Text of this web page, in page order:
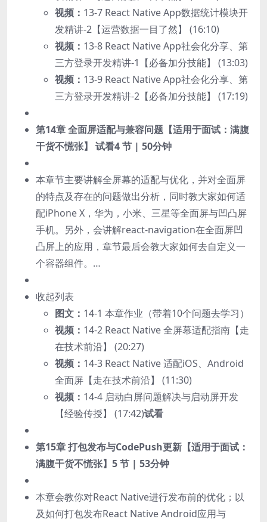
视频： 13-7 React Native App数据统计模块开
发精讲-2【运营数据一目了然】 (16:10)
视频： 13-8 React Native App社会化分享、第
三方登录开发精讲-1【必备加分技能】 (13:03)
视频： 13-9 React Native App社会化分享、第
三方登录开发精讲-2【必备加分技能】 (17:19)
第14章 全面屏适配与兼容问题【适用于面试：满腹
干货不慌张】 试看4 节 | 50分钟
本章节主要讲解全屏幕的适配与优化，并对全面屏
的特点及存在的问题做出分析，同时教大家如何适
配iPhone X，华为，小米、三星等全面屏与凹凸屏
手机。另外，会讲解react-navigation在全面屏凹
凸屏上的应用，章节最后会教大家如何去自定义一
个容器组件。…
收起列表
图文： 14-1 本章作业（带着10个问题去学习）
视频： 14-2 React Native 全屏幕适配指南【走
在技术前沿】 (20:27)
视频： 14-3 React Native 适配iOS、Android
全面屏【走在技术前沿】 (11:30)
视频： 14-4 启动白屏问题解决与启动屏开发
【经验传授】 (17:42)试看
第15章 打包发布与CodePush更新【适用于面试：
满腹干货不慌张】 5 节 | 53分钟
本章会教你对React Native进行发布前的优化；以
及如何打包发布React Native Android应用与